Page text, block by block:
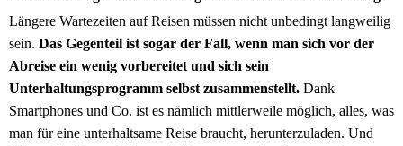
Längere Wartezeiten auf Reisen müssen nicht unbedingt langweilig
sein. Das Gegenteil ist sogar der Fall, wenn man sich vor der
Abreise ein wenig vorbereitet und sich sein
Unterhaltungsprogramm selbst zusammenstellt. Dank
Smartphones und Co. ist es nämlich mittlerweile möglich, alles, was
man für eine unterhaltsame Reise braucht, herunterzuladen. Und